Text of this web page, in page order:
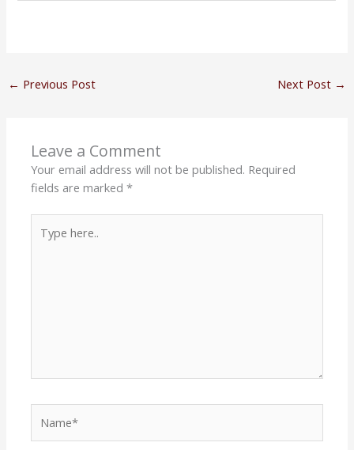
← Previous Post Next Post →
Leave a Comment
Your email address will not be published. Required
fields are marked*
here..